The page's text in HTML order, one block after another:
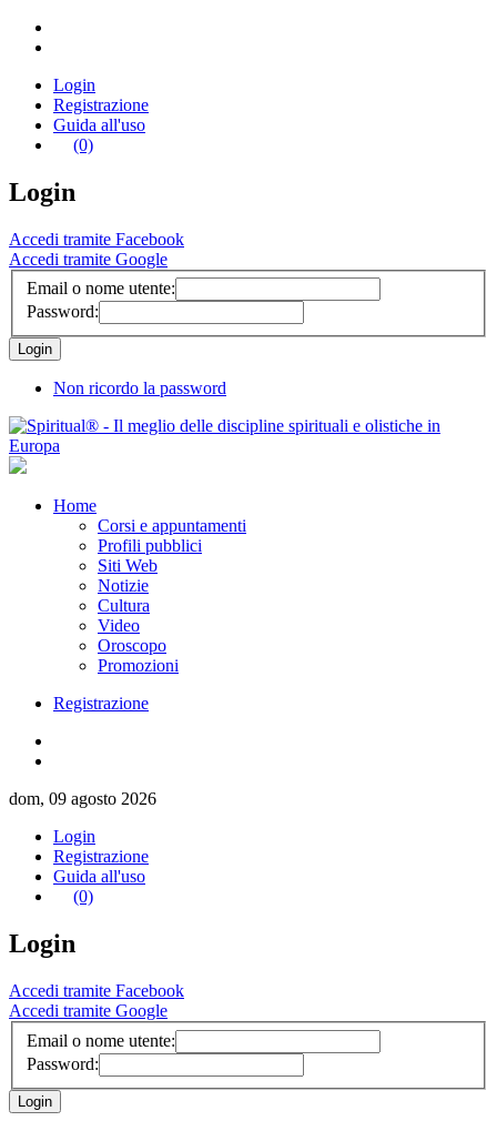
Login
Registrazione
Guida all'uso
(0)
Login
Accedi tramite Facebook
Accedi tramite Google
Email o nome utente:
Password:
Non ricordo la password
Home
Corsi e appuntamenti
Profili pubblici
Siti Web
Notizie
Cultura
Video
Oroscopo
Promozioni
Registrazione
dom, 09 agosto 2026
Login
Registrazione
Guida all'uso
(0)
Login
Accedi tramite Facebook
Accedi tramite Google
Email o nome utente:
Password: